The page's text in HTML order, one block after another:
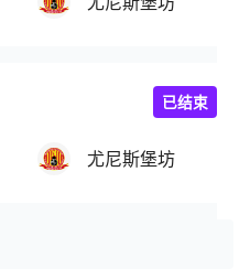
尤尼斯堡坊
已结束